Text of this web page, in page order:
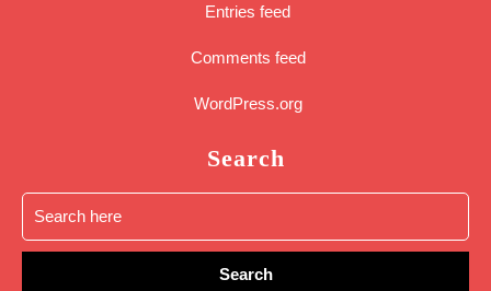
Entries feed
Comments feed
WordPress.org
Search
Search
for: